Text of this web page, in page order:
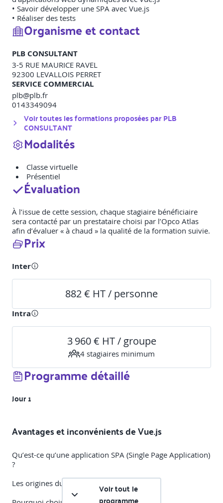
• Savoir développer une SPA avec Vue.js
• Réaliser des tests
Organisme et contact
PLB CONSULTANT
3-5 RUE MAURICE RAVEL
92300 LEVALLOIS PERRET
SERVICE COMMERCIAL
plb@plb.fr
0143349094
Voir toutes les formations proposées parPLB
CONSULTANT
Modalités
Classe virtuelle
Présentiel
Évaluation
À l’issue de cette session, chaque stagiaire bénéficiaire
sera contacté par un prestataire choisi par l’Opco Atlas
afin d’évaluer « à chaud » la qualité de la formation suivie.
Prix
Inter
882 € HT / personne
Intra
3 960 € HT / groupe
4 stagiaires minimum
Programme détaillé
Jour 1
Avantages et inconvénients de Vue.js
Qu’est-ce qu’une application SPA (Single Page Application)
?
Les origines du framework Vue.js
Voir tout le